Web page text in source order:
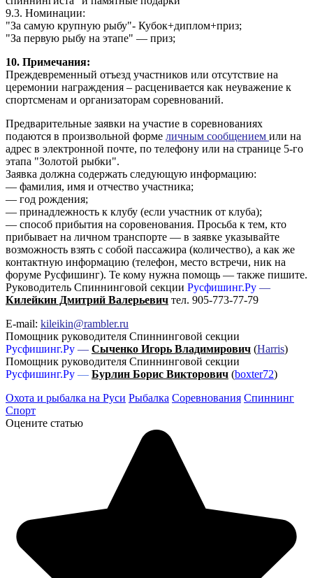
9.3. Номинации:
"За самую крупную рыбу"- Кубок+диплом+приз;
"За первую рыбу на этапе" — приз;
10. Примечания:
Преждевременный отъезд участников или отсутствие на
церемонии награждения – расценивается как неуважение к
спортсменам и организаторам соревнований.
Предварительные заявки на участие в соревнованиях
подаются в произвольной форме личным сообщением или на
адрес в электронной почте, по телефону или на странице 5-го
этапа "Золотой рыбки".
Заявка должна содержать следующую информацию:
— фамилия, имя и отчество участника;
— год рождения;
— принадлежность к клубу (если участник от клуба);
— способ прибытия на соровенования. Просьба к тем, кто
прибывает на личном транспорте — в заявке указывайте
возможность взять с собой пассажира (количество), а как же
контактную информацию (телефон, место встречи, ник на
форуме Русфишинг). Те кому нужна помощь — также пишите.
Руководитель Спиннинговой секции Русфишинг.Ру —
Килейкин Дмитрий Валерьевич тел. 905-773-77-79
E-mail: kileikin@rambler.ru
Помощник руководителя Спиннинговой секции
Русфишинг.Ру — Сыченко Игорь Владимирович (Harris)
Помощник руководителя Спиннинговой секции
Русфишинг.Ру — Бурлин Борис Викторович (boxter72)
Охота и рыбалка на Руси Рыбалка Соревнования Спиннинг
Спорт
Оцените статью